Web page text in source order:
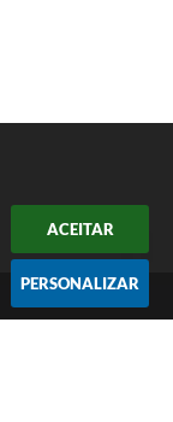
ACEITAR
PERSONALIZAR